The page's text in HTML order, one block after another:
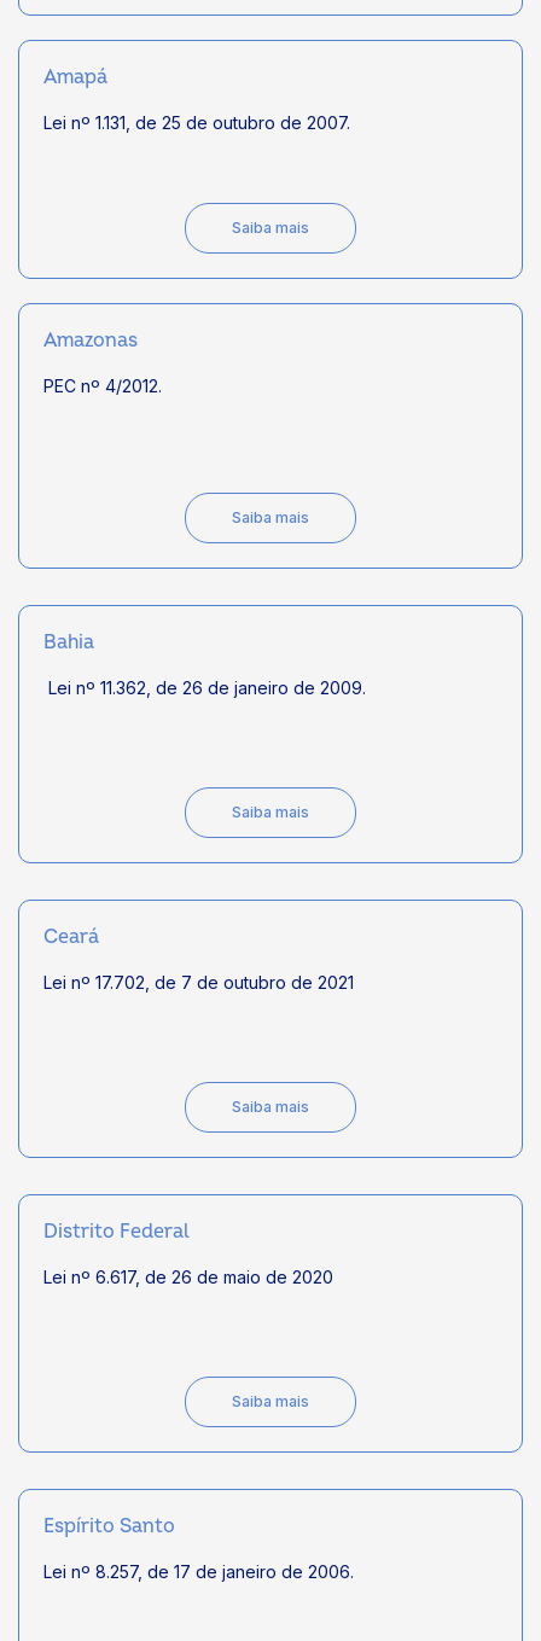
Amapá
Lei nº 1.131, de 25 de outubro de 2007.
Saiba mais
Amazonas
PEC nº 4/2012.
Saiba mais
Bahia
Lei nº 11.362, de 26 de janeiro de 2009.
Saiba mais
Ceará
Lei nº 17.702, de 7 de outubro de 2021
Saiba mais
Distrito Federal
Lei nº 6.617, de 26 de maio de 2020
Saiba mais
Espírito Santo
Lei nº 8.257, de 17 de janeiro de 2006.